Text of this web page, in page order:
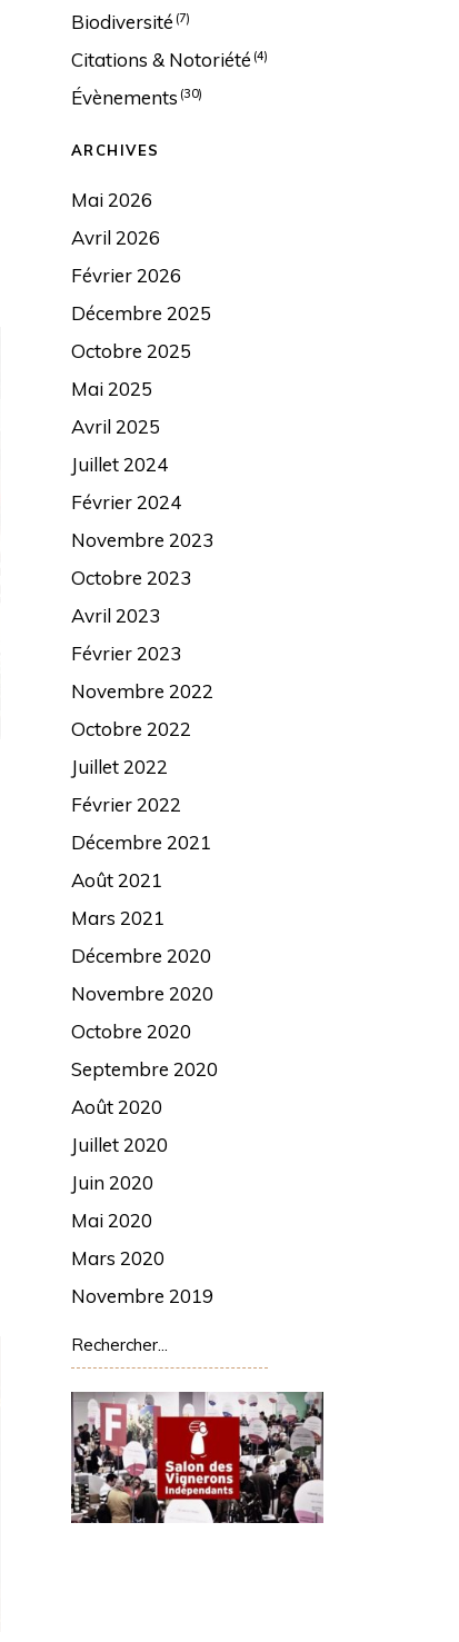
Biodiversité (7)
Citations & Notoriété (4)
Évènements (30)
ARCHIVES
Mai 2026
Avril 2026
Février 2026
Décembre 2025
Octobre 2025
Mai 2025
Avril 2025
Juillet 2024
Février 2024
Novembre 2023
Octobre 2023
Avril 2023
Février 2023
Novembre 2022
Octobre 2022
Juillet 2022
Février 2022
Décembre 2021
Août 2021
Mars 2021
Décembre 2020
Novembre 2020
Octobre 2020
Septembre 2020
Août 2020
Juillet 2020
Juin 2020
Mai 2020
Mars 2020
Novembre 2019